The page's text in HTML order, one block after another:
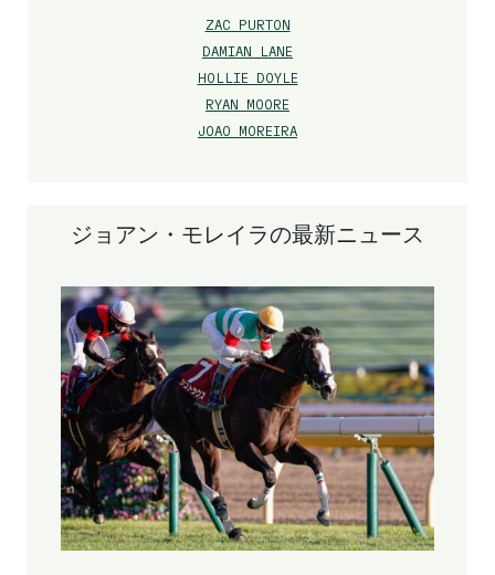
ZAC PURTON
DAMIAN LANE
HOLLIE DOYLE
RYAN MOORE
JOAO MOREIRA
ジョアン・モレイラの最新ニュース